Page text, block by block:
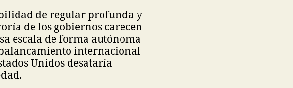
de regular profunda y
de los gobiernos carecen
escala de forma autónoma
internacional
Unidos desataría